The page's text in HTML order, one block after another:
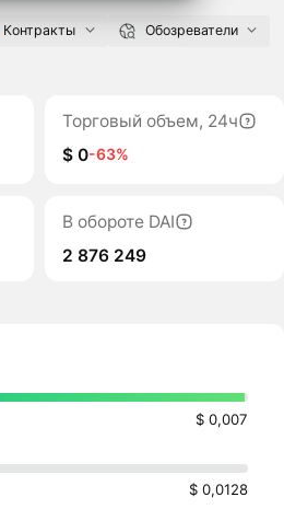
Контракты Обозреватели
Торговый объем, 24ч
$ 0-63%
В обороте DAI
2 876 249
$ 0,007
$ 0,0128